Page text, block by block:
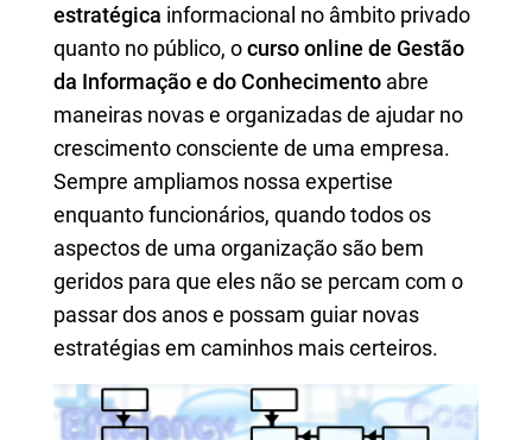
estratégica informacional no âmbito privado
quanto no público, ocurso online de Gestão
da Informação e do Conhecimento abre
maneiras novas e organizadas de ajudar no
crescimento consciente de uma empresa.
Sempre ampliamos nossa expertise
enquanto funcionários, quando todos os
aspectos de uma organização são bem
geridos para que eles não se percam com o
passar dos anos e possam guiar novas
estratégias em caminhos mais certeiros.